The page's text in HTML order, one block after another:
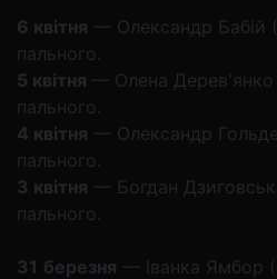
6 квітня — Олександр Бабій
пального.
5 квітня — Олена Дерев'янко
пального.
4 квітня — Олександр
пального.
3 квітня — Богдан
пального.
31 березня — Іванка Ямбор